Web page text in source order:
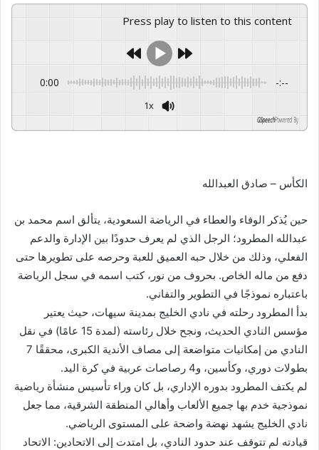
Press play to listen to this content
0:00 -:--
1x
Powered By
GSpeech
الكأس – صادق العبدالله
حين يُذكر الوفاء والعطاء في الرياضة السعودية، يتألق اسم محمد بن
عبدالله المطرود؛ الرجل الذي لم يعرف حدودًا بين الإدارة والدعم
الفعلي، وذلك من خلال حبه العميق للعبة وحرصه على تطويرها حتى
دفع من ماله الخاص. بحروف من نور، كتب اسمه في سجل الرياضة
باعتباره نموذجًا في التطوير والتفاني.
بدأ المطرود رحلته في نادي الخليج بمدينة سيهات، حيث يعتير
مؤسس النادي الحديث، ونجح خلال رئاسته (لمدة 15 عامًا) في نقل
النادي من إمكانيات متواضعة إلى مصاف الأندية الكبرى، محققًا 7
بطولات دوري، وكأسين، و4 رصاصات عربية في كرة اليد.
لم يكتف المطرود بدوره الإداري، بل كان وراء تأسيس منشأة رياضية
نموذجية خدم بها جميع الألعاب وأهالي المنطقة الشرقية، مما جعل
نادي الخليج يشهد نهضة واضحة على المستوى الرياضي.
قيادته لم تتوقف عند حدود النادي، بل امتدت إلى الاتحادين: الاتحاد